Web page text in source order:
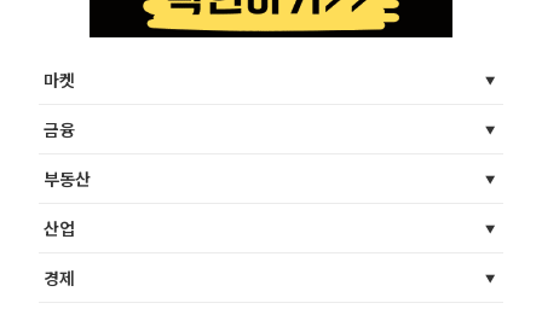
마켓
금융
부동산
산업
경제